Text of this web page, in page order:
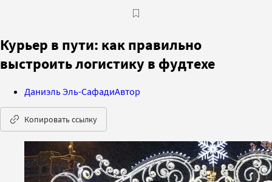
Курьер в пути: как правильно
выстроить логистику в фудтехе
Даниэль Эль-СафадиАвтор
Копировать ссылку